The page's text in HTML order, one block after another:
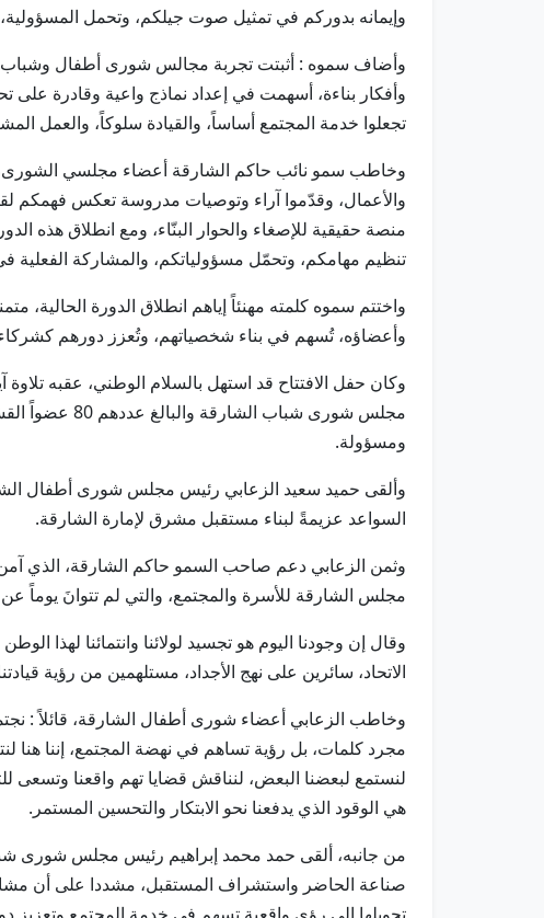
وإيمانه بدوركم في تمثيل صوت جيلكم، وتحمل
وأضاف سموه : أثبتت تجربة مجالس شورى أطفال وشباب
وأفكار بناءة، أسهمت في إعداد نماذج واعية وقادرة
تجعلوا خدمة المجتمع أساساً، والقيادة سلوكاً، والعمل
وخاطب سمو نائب حاكم الشارقة أعضاء مجلسي الشورى،
والأعمال، وقدّموا آراء وتوصيات مدروسة تعكس فهمكم
منصة حقيقية للإصغاء والحوار البنّاء، ومع انطلاق هذه
تنظيم مهامكم، وتحمّل مسؤولياتكم، والمشاركة الفعلية
واختتم سموه كلمته مهنئاً إياهم انطلاق الدورة
وأعضاؤه، تُسهم في بناء شخصياتهم، وتُعزز دورهم
مجلس شورى
ومسؤولة.
وألقى حميد سعيد الزعابي رئيس مجلس شورى أطفال
السواعد عزيمةً لبناء مستقبل مشرق لإمارة الشارقة.
وثمن الزعابي دعم صاحب السمو حاكم الشارقة، الذي آمن
مجلس الشارقة للأسرة والمجتمع، والتي لم تتوانَ يوماً عن
وقال إن وجودنا اليوم هو تجسيد لولائنا وانتمائنا لهذا
الاتحاد، سائرين على نهج الأجداد، مستلهمين من رؤية
وخاطب الزعابي أعضاء شورى أطفال الشارقة، قائلاً :
مجرد كلمات، بل رؤية تساهم في نهضة المجتمع، إننا هنا
لنستمع لبعضنا البعض، لنناقش قضايا تهم واقعنا وتسعى
هي الوقود الذي يدفعنا نحو الابتكار والتحسين المستمر.
من جانبه، ألقى حمد محمد إبراهيم رئيس مجلس شورى
صناعة الحاضر واستشراف المستقبل، مشددا على أن